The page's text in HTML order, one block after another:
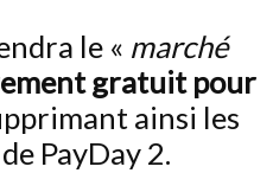
le « marché
gratuit pour
ainsi les
PayDay 2.